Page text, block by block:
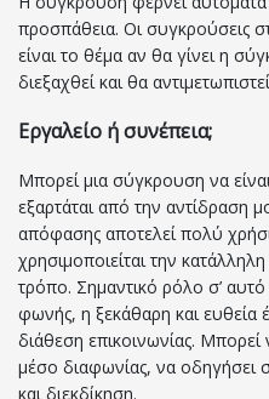
προσπάθεια. Οι συγκρούσεις
είναι το θέμα αν θα γίνει η
διεξαχθεί και θα
Εργαλείο ή συνέπεια;
Μπορεί μια σύγκρουση να
εξαρτάται από την αντίδραση
απόφασης αποτελεί πολύ
χρησιμοποιείται την
τρόπο. Σημαντικό ρόλο σ’ αυτό
φωνής, η ξεκάθαρη και ευθεία
διάθεση επικοινωνίας.
μέσο διαφωνίας, να οδηγήσει
και διεκδίκηση.